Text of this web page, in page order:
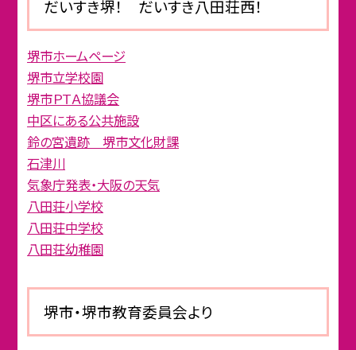
だいすき堺！ だいすき八田荘西！
堺市ホームページ
堺市立学校園
堺市ＰＴＡ協議会
中区にある公共施設
鈴の宮遺跡 堺市文化財課
石津川
気象庁発表・大阪の天気
八田荘小学校
八田荘中学校
八田荘幼稚園
堺市・堺市教育委員会より